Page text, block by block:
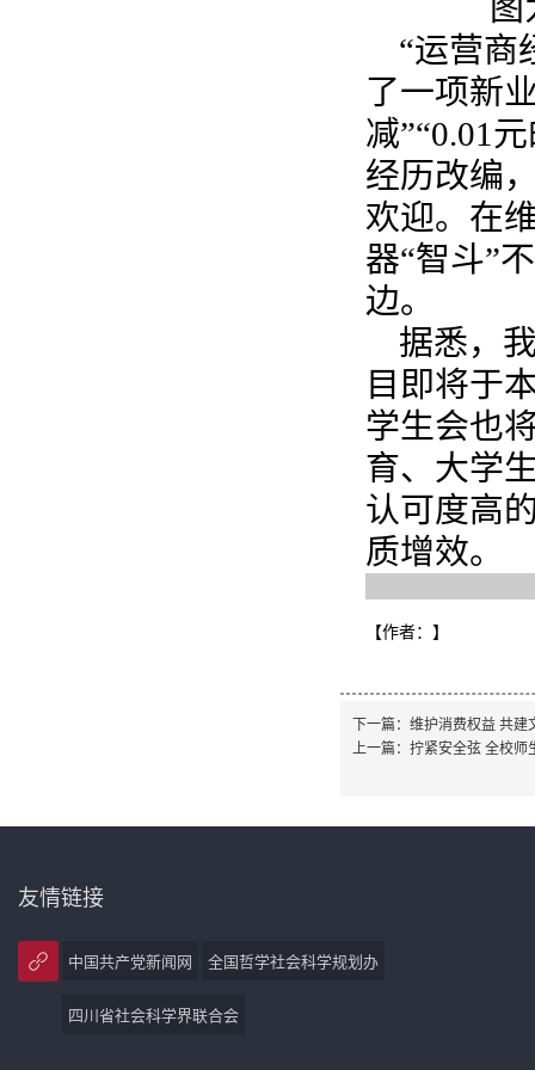
“运营商
了一项新
减”“0.01
经历改编
欢迎。在
器“智斗”
边。
据悉，
目即将于
学生会也
育、大学
认可度高
质增效。
【作者： 】
下一篇： 维护消费权益 共建
上一篇： 拧紧安全弦 全校师
友情链接
中国共产党新闻网 全国哲学社会科学规划办
四川省社会科学界联合会